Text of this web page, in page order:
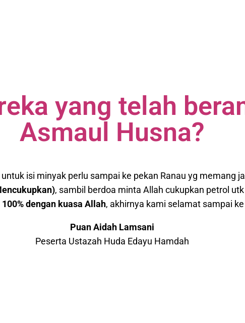
yang telah
Asmaul Husna?
isi minyak perlu sampai ke pekan Ranau yg memang
, sambil berdoa minta Allah cukupkan petrol
dengan kuasa Allah, akhirnya kami selamat sampai
Puan Aidah Lamsani
Peserta Ustazah Huda Edayu Hamdah